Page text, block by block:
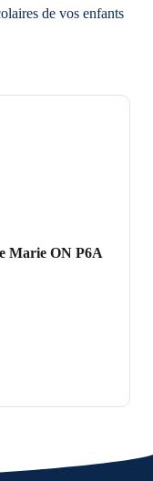
de vos enfants
Marie ON P6A